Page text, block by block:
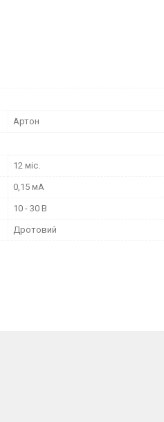
Артон
12 міс.
0,15 мА
10 - 30 В
Дротовий